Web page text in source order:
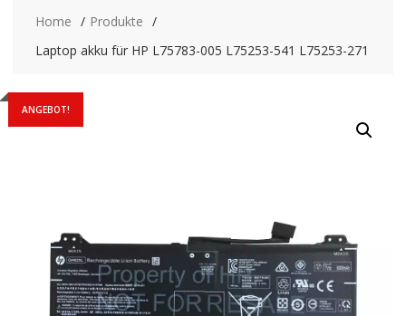
Home
Produkte
Laptop akku für HP L75783-005 L75253-541 L75253-271
ANGEBOT!